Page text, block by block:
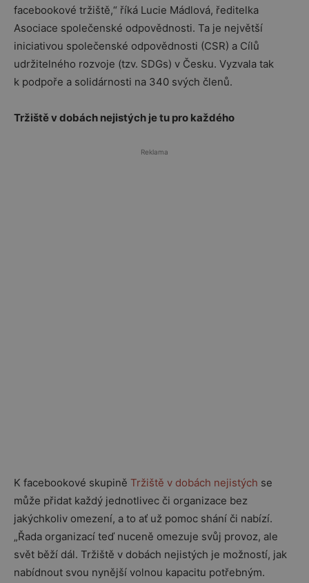
facebookové tržiště,“ říká Lucie Mádlová, ředitelka
Asociace společenské odpovědnosti. Ta je největší
iniciativou společenské odpovědnosti (CSR) a Cílů
udržitelného rozvoje (tzv. SDGs) v Česku. Vyzvala tak
k podpoře a solidárnosti na 340 svých členů.
Tržiště v dobách nejistých je tu pro každého
Reklama
K facebookové skupině Tržiště v dobách nejistých se
může přidat každý jednotlivec či organizace bez
jakýchkoliv omezení, a to ať už pomoc shání či nabízí.
„Řada organizací teď nuceně omezuje svůj provoz, ale
svět běží dál. Tržiště v dobách nejistých je možností, jak
nabídnout svou nynější volnou kapacitu potřebným.